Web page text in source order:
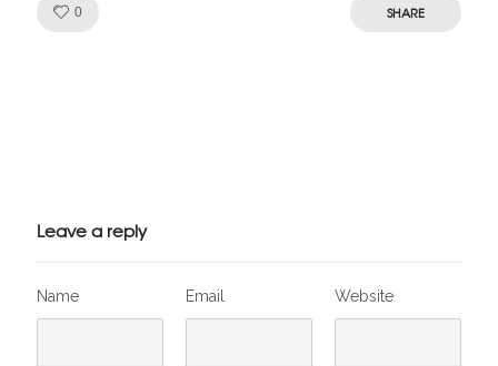
0 SHARE
Leave a reply
Name Email Website